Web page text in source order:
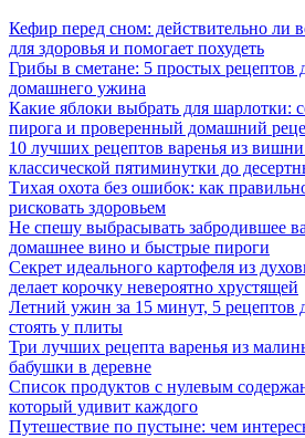
Кефир перед сном: действительно ли
для здоровья и помогает похудеть
Грибы в сметане: 5 простых рецептов
домашнего ужина
Какие яблоки выбрать для шарлотки:
пирога и проверенный домашний
10 лучших рецептов варенья из
классической пятиминутки до
Тихая охота без ошибок: как
рисковать здоровьем
Не спешу выбрасывать забродившее
домашнее вино и быстрые пироги
Секрет идеального картофеля из
делает корочку невероятно хрустящей
Летний ужин за 15 минут, 5 рецептов
стоять у плиты
Три лучших рецепта варенья из
бабушки в деревне
Список продуктов с нулевым
который удивит каждого
Путешествие по пустыне: чем